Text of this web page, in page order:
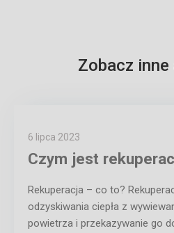
Zobacz inne
6 lipca 2023
Czym jest
Rekuperacja – co to?
odzyskiwania ciepła z
powietrza i przekazywanie go